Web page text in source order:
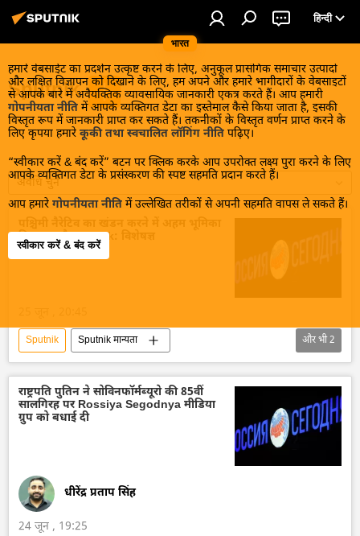
भारत
हिन्दी
हमारे वेबसाईट का प्रदर्शन उत्कृष्ट करने के लिए, अनुकूल प्रासंगिक समाचार उत्पादों
और लक्षित विज्ञापन को दिखाने के लिए, हम अपने और हमारे भागीदारों के वेबसाइटों
से आपके बारे में अवैयक्तिक व्यावसायिक जानकारी एकत्र करते हैं। आप हमारी
गोपनीयता नीति में आपके व्यक्तिगत डेटा का इस्तेमाल कैसे किया जाता है, इसकी
विस्तृत रूप में जानकारी प्राप्त कर सकते हैं। तकनीकों के विस्तृत वर्णन प्राप्त करने के
लिए कृपया हमारे कूकी तथा स्वचालित लॉगिंग नीति पढ़िए।
“स्वीकार करें & बंद करें” बटन पर क्लिक करके आप उपरोक्त लक्ष्य पुरा करने के लिए
आपके व्यक्तिगत डेटा के प्रसंस्करण की स्पष्ट सहमति प्रदान करते हैं।
आप हमारे गोपनीयता नीति में उल्लेखित तरीकों से अपनी सहमति वापस ले सकते हैं।
स्वीकार करें & बंद करें
Sputnik
अवधि चुनें
निभा रहा है Sputnik: विशेषज्ञ
Sputnik
Sputnik मान्यता
Rossiya Segodnya
सामूहिक पश्चिम
रूस
और भी2
राष्ट्रपति पुतिन ने सोविनफॉर्मब्यूरो की 85वीं
सालगिरह पर Rossiya Segodnya मीडिया
ग्रुप को बधाई दी
धीरेंद्र प्रताप सिंह
24 जून , 19:25